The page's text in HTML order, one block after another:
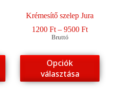
Krémesítő szelep Jura
1200Ft – 9500Ft
9500 Ft
Bruttó
Opciók
választása
Ennek
a
terméknek
több